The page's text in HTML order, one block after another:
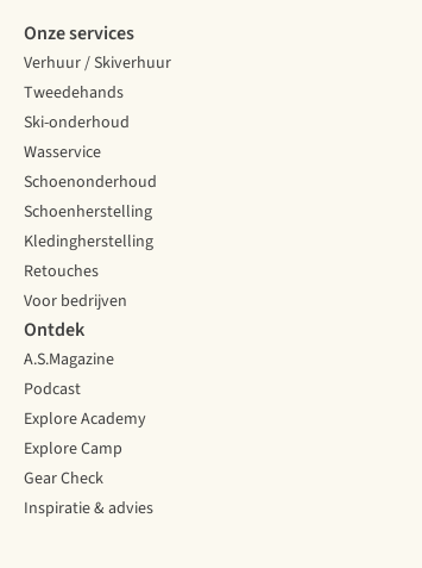
Onze services
Verhuur / Skiverhuur
Tweedehands
Ski-onderhoud
Wasservice
Schoenonderhoud
Schoenherstelling
Kledingherstelling
Retouches
Voor bedrijven
Ontdek
A.S.Magazine
Podcast
Explore Academy
Explore Camp
Gear Check
Inspiratie & advies